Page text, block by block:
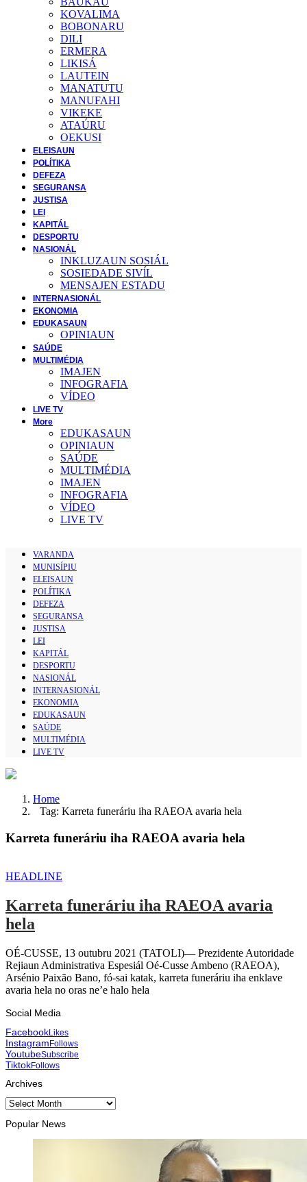
KOVALIMA
BOBONARU
DILI
ERMERA
LIKISÁ
LAUTEIN
MANATUTU
MANUFAHI
VIKEKE
ATAÚRU
OEKUSI
ELEISAUN
POLÍTIKA
DEFEZA
SEGURANSA
JUSTISA
LEI
KAPITÁL
DESPORTU
NASIONÁL
INKLUZAUN SOSIÁL
SOSIEDADE SIVĺL
MENSAJEN ESTADU
INTERNASIONÁL
EKONOMIA
EDUKASAUN
OPINIAUN
SAÚDE
MULTIMÉDIA
IMAJEN
INFOGRAFIA
VÍDEO
LIVE TV
More
EDUKASAUN
OPINIAUN
SAÚDE
MULTIMÉDIA
IMAJEN
INFOGRAFIA
VÍDEO
LIVE TV
VARANDA
MUNISÍPIU
ELEISAUN
POLÍTIKA
DEFEZA
SEGURANSA
JUSTISA
LEI
KAPITÁL
DESPORTU
NASIONÁL
INTERNASIONÁL
EKONOMIA
EDUKASAUN
SAÚDE
MULTIMÉDIA
LIVE TV
Home
Tag: Karreta funeráriu iha RAEOA avaria hela
Karreta funeráriu iha RAEOA avaria hela
HEADLINE
Karreta funeráriu iha RAEOA avaria
hela
OÉ-CUSSE, 13 outubru 2021 (TATOLI)— Prezidente Autoridade
Rejiaun Administrativa Espesiál Oé-Cusse Ambeno (RAEOA),
Arsénio Paixão Bano, fó-sai katak, karreta funeráriu iha enklave
avaria hela no oras ne’e halo hela
Social Media
FacebookLikes
InstagramFollows
YoutubeSubscribe
TiktokFollows
Archives
Archives
Popular News